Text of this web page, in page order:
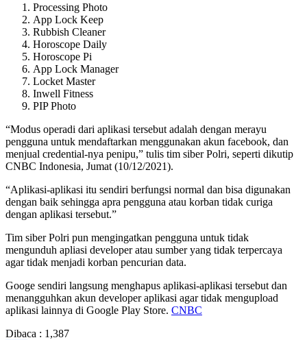
Processing Photo
App Lock Keep
Rubbish Cleaner
Horoscope Daily
Horoscope Pi
App Lock Manager
Locket Master
Inwell Fitness
PIP Photo
“Modus operadi dari aplikasi tersebut adalah dengan merayu
pengguna untuk mendaftarkan menggunakan akun facebook, dan
menjual credential-nya penipu,” tulis tim siber Polri, seperti dikutip
CNBC Indonesia, Jumat (10/12/2021).
“Aplikasi-aplikasi itu sendiri berfungsi normal dan bisa digunakan
dengan baik sehingga apra pengguna atau korban tidak curiga
dengan aplikasi tersebut.”
Tim siber Polri pun mengingatkan pengguna untuk tidak
mengunduh apliasi developer atau sumber yang tidak terpercaya
agar tidak menjadi korban pencurian data.
Googe sendiri langsung menghapus aplikasi-aplikasi tersebut dan
menangguhkan akun developer aplikasi agar tidak mengupload
aplikasi lainnya di Google Play Store. CNBC
Dibaca : 1,387